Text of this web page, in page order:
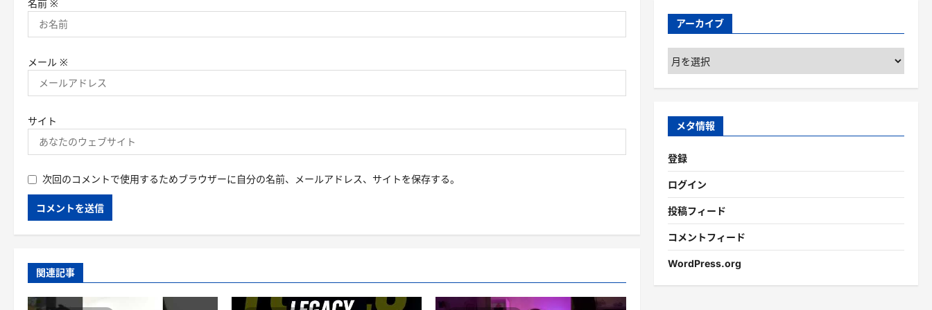
名前 ※
メール ※
サイト
次回のコメントで使用するためブラウザーに自分の名前、メールアドレス、サイトを保存する。
関連記事
アーカイブ
ア
ー
カ
ブ
メタ情報
登録
ログイン
投稿フィード
コメントフィード
WordPress.org